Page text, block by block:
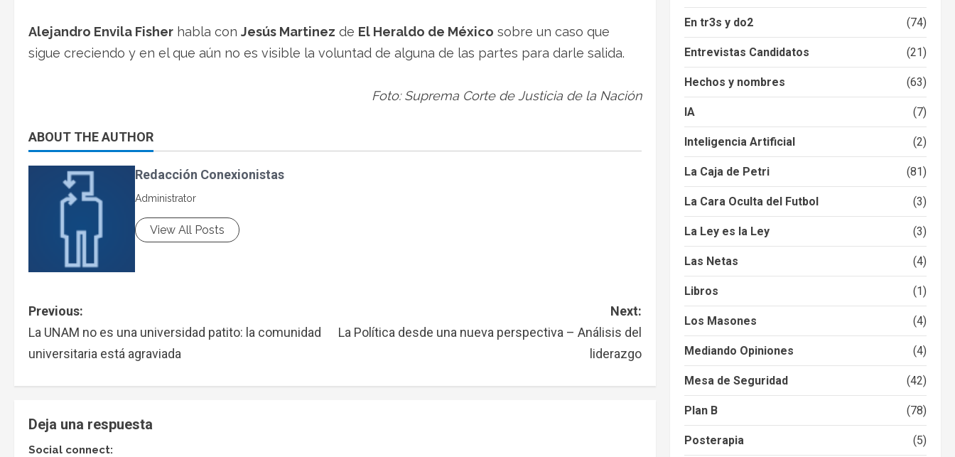
Alejandro Envila Fisher habla con Jesús Martinez de El Heraldo de México sobre un caso que
sigue creciendo y en el que aún no es visible la voluntad de alguna de las partes para darle salida.
Foto: Suprema Corte de Justicia de la Nación
ABOUT THE AUTHOR
Redacción Conexionistas
Administrator
View All Posts
Previous:
La UNAM no es una universidad patito: la comunidad
universitaria está agraviada
Next:
La Política desde una nueva perspectiva – Análisis del
liderazgo
Deja una respuesta
Social connect:
En tr3s y do2 (74)
Entrevistas Candidatos (21)
Hechos y nombres (63)
IA (7)
Inteligencia Artificial (2)
La Caja de Petri (81)
La Cara Oculta del Futbol (3)
La Ley es la Ley (3)
Las Netas (4)
Libros (1)
Los Masones (4)
Mediando Opiniones (4)
Mesa de Seguridad (42)
Plan B (78)
Posterapia (5)